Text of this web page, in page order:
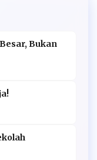
Bukan